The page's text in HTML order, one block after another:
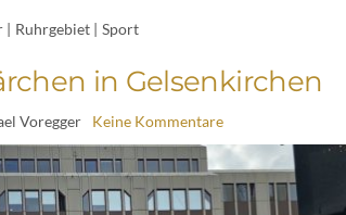
| Ruhrgebiet | Sport
in Gelsenkirchen
Voregger Keine Kommentare